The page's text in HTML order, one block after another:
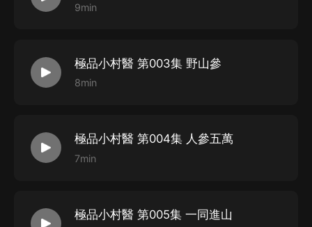
9min
極品小村醫 第003集 野山參
8min
極品小村醫 第004集 人參五萬
7min
極品小村醫 第005集 一同進山